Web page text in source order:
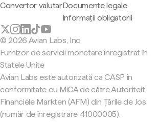
Convertor valutarDocumente legale
Informații obligatorii
© 2026 Avian Labs, Inc
Furnizor de servicii monetare înregistrat în
Statele Unite
Avian Labs este autorizată ca CASP în
conformitate cu MiCA de către Autoriteit
Financiële Markten (AFM) din Țările de Jos
(număr de înregistrare 41000005).